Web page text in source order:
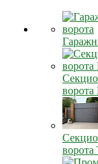
ворота
ворота